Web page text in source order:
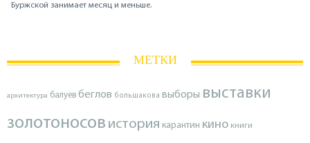
Буржской занимает месяц и меньше.
МЕТКИ
архитектура балуев беглов большакова выборы выставки
золотоносов история карантин кино книги